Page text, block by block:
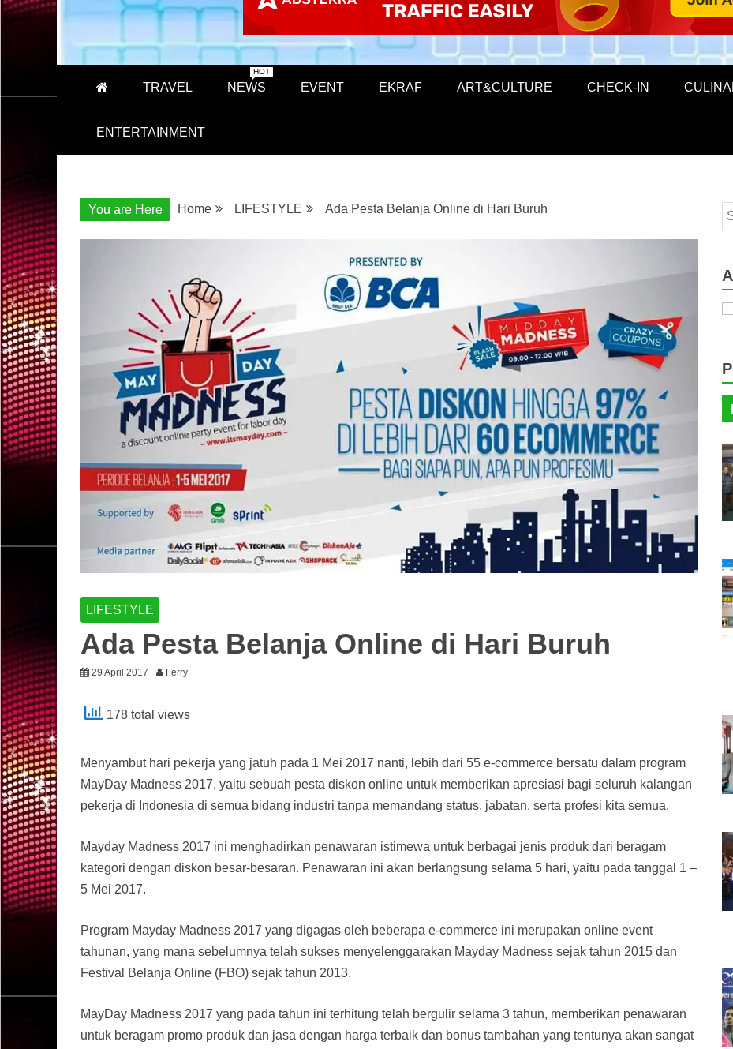
TRAVEL NEWS
HOT
EVENT EKRAF ART&CULTURE CHECK-IN
ENTERTAINMENT
You are Here Home LIFESTYLE Ada Pesta Belanja Online di Hari Buruh
LIFESTYLE
Ada Pesta Belanja Online di Hari Buruh
29 April 2017 Ferry
178 total views
Menyambut hari pekerja yang jatuh pada 1 Mei 2017 nanti, lebih dari 55 e-commerce bersatu dalam program
MayDay Madness 2017, yaitu sebuah pesta diskon online untuk memberikan apresiasi bagi seluruh kalangan
pekerja di Indonesia di semua bidang industri tanpa memandang status, jabatan, serta profesi kita semua.
Mayday Madness 2017 ini menghadirkan penawaran istimewa untuk berbagai jenis produk dari beragam
kategori dengan diskon besar-besaran. Penawaran ini akan berlangsung selama 5 hari, yaitu pada tanggal 1 –
5 Mei 2017.
Program Mayday Madness 2017 yang digagas oleh beberapa e-commerce ini merupakan online event
tahunan, yang mana sebelumnya telah sukses menyelenggarakan Mayday Madness sejak tahun 2015 dan
Festival Belanja Online (FBO) sejak tahun 2013.
MayDay Madness 2017 yang pada tahun ini terhitung telah bergulir selama 3 tahun, memberikan penawaran
untuk beragam promo produk dan jasa dengan harga terbaik dan bonus tambahan yang tentunya akan sangat